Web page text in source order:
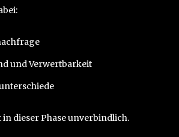
und Verwertbarkeit
in dieser Phase unverbindlich.